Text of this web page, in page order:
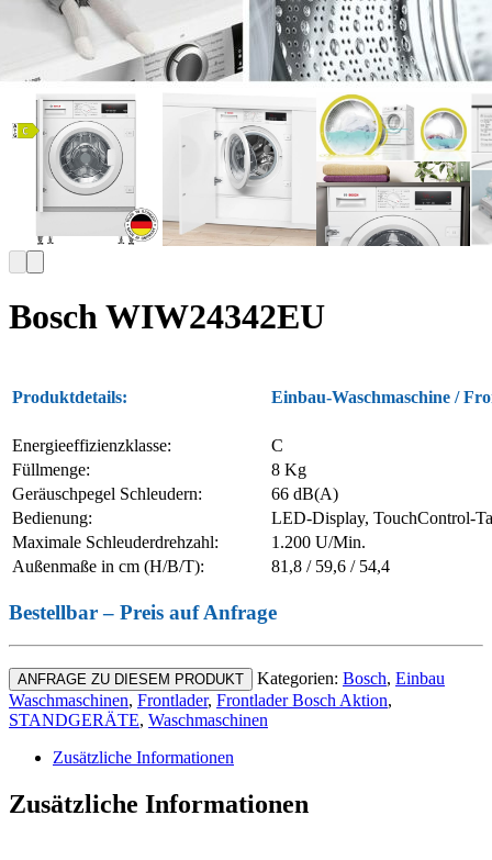
Bosch WIW24342EU
Produktdetails: Einbau-Waschmaschine /
Energieeffizienzklasse:
C
Füllmenge:
8 Kg
Geräuschpegel Schleudern:
66 dB(A)
Bedienung:
LED-Display, TouchControl-
Maximale Schleuderdrehzahl:
1.200 U/Min.
Außenmaße in cm (H/B/T):
81,8 / 59,6 / 54,4
Bestellbar – Preis auf Anfrage
ANFRAGE ZU DIESEM PRODUKT Kategorien: Bosch, Einbau
Waschmaschinen, Frontlader, Frontlader Bosch Aktion,
STANDGERÄTE, Waschmaschinen
Zusätzliche Informationen
Zusätzliche Informationen